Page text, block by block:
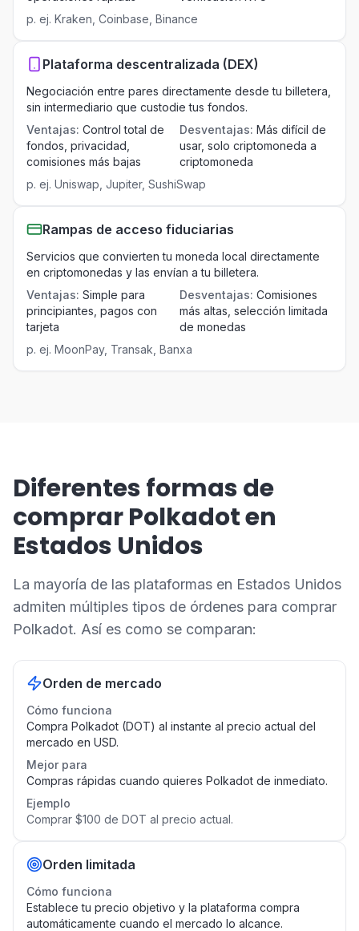
p. ej. Kraken, Coinbase, Binance
Plataforma descentralizada (DEX)
Negociación entre pares directamente desde tu billetera,
sin intermediario que custodie tus fondos.
Ventajas: Control total de
fondos, privacidad,
comisiones más bajas
Desventajas: Más difícil de
usar, solo criptomoneda a
criptomoneda
p. ej. Uniswap, Jupiter, SushiSwap
Rampas de acceso fiduciarias
Servicios que convierten tu moneda local directamente
en criptomonedas y las envían a tu billetera.
Ventajas: Simple para
principiantes, pagos con
tarjeta
Desventajas: Comisiones
más altas, selección limitada
de monedas
p. ej. MoonPay, Transak, Banxa
Diferentes formas de
comprar Polkadot en
Estados Unidos
La mayoría de las plataformas en Estados Unidos
admiten múltiples tipos de órdenes para comprar
Polkadot. Así es como se comparan:
Orden de mercado
Cómo funciona
Compra Polkadot (DOT) al instante al precio actual del
mercado en USD.
Mejor para
Compras rápidas cuando quieres Polkadot de inmediato.
Ejemplo
Comprar $100 de DOT al precio actual.
Orden limitada
Cómo funciona
Establece tu precio objetivo y la plataforma compra
automáticamente cuando el mercado lo alcance.